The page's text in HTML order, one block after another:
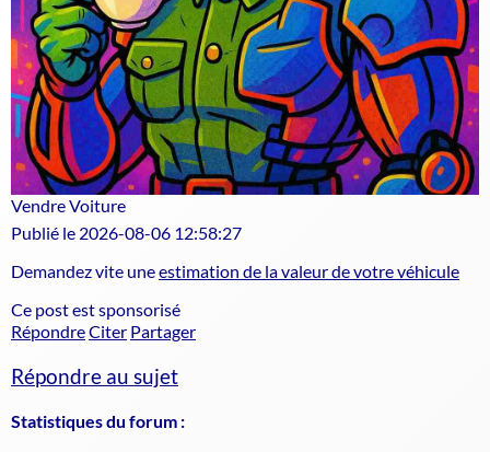
Vendre Voiture
Publié le 2026-08-06 12:58:27
Demandez vite uneestimation de la valeur de votre véhicule
Ce post est sponsorisé
RépondreCiter Partager
Répondre au sujet
Statistiques du forum :